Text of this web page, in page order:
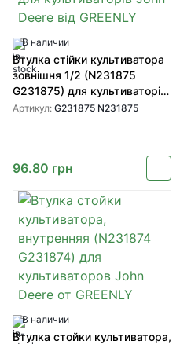
В наличии
Втулка стійки культиватора
зовнішня 1/2 (N231875
G231875) для культиваторів
John Deere від GREENLY
Артикул: G231875 N231875
96.80 грн
В наличии
Втулка стойки культиватора,